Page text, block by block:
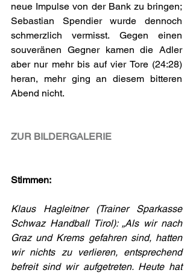
neue Impulse von der Bank zu bringen;
Sebastian Spendier wurde dennoch
schmerzlich vermisst. Gegen einen
souveränen Gegner kamen die Adler
aber nur mehr bis auf vier Tore (24:28)
heran, mehr ging an diesem bitteren
Abend nicht.
ZUR BILDERGALERIE
Stimmen:
Klaus Hagleitner (Trainer Sparkasse
Schwaz Handball Tirol): „Als wir nach
Graz und Krems gefahren sind, hatten
wir nichts zu verlieren, entsprechend
befreit sind wir aufgetreten. Heute hat